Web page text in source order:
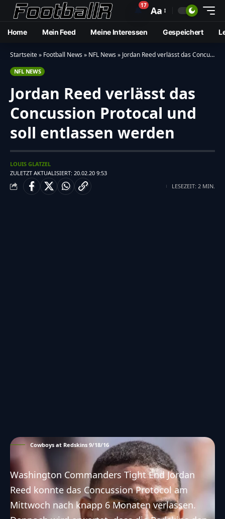
🔔17 Aa
Home Mein Feed Meine Interessen Gespeichert
Startseite» Football News» NFL News» Jordan Reed verlässt das Concussion Protocal und soll entlassen werden
NFL NEWS
Jordan Reed verlässt das
Concussion Protocal und
soll entlassen werden
ZULETZT AKTUALISIERT: 20.02.20 9:53
LOUIS GLATZEL
LESEZEIT: 2 MIN.
Cowboys at Redskins 9/18/16
Washington Commanders Tight End Jordan
Reed konnte das Concussion Protocol am
Mittwoch nach knapp 6 Monaten verlassen.